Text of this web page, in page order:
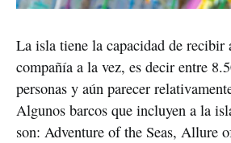
La isla tiene la capacidad de recibir
compañía a la vez, es decir entre
personas y aún parecer
Algunos barcos que incluyen a la
son: Adventure of the Seas, Allure